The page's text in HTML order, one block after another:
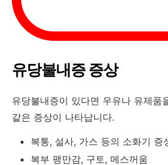
유당불내증 증상
유당불내증이 있다면 우유나 유제품
같은 증상이 나타납니다.
복통, 설사, 가스 등의 소화기 증
복부 팽만감, 구토, 메스꺼움